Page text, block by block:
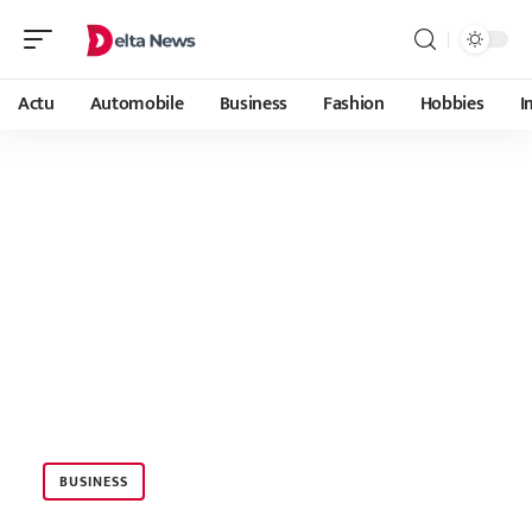
Actu Automobile Business Fashion Hobbies
BUSINESS